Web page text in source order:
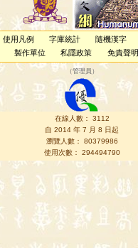
使用凡例 字庫統計 隨機漢字
製作單位 私隱政策 免責聲明
（管理員 ）
在線人數： 3112
自 2014 年 7 月 8 日起
瀏覽人數： 80379986
使用次數： 294494790